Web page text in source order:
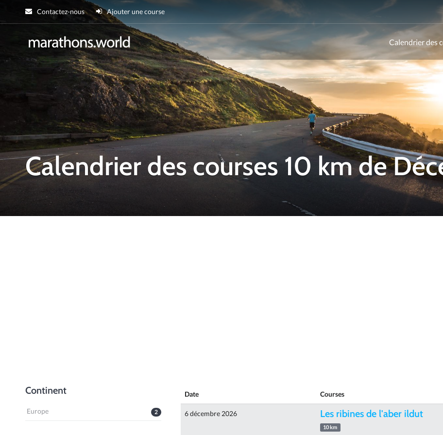
Contactez-nous Ajouter une course
marathons.world
Calendrier des
Calendrier des courses 10 km de
Continent
2
Europe
Date Courses
6 décembre 2026 Les ribines de l'aber ildut
10 km